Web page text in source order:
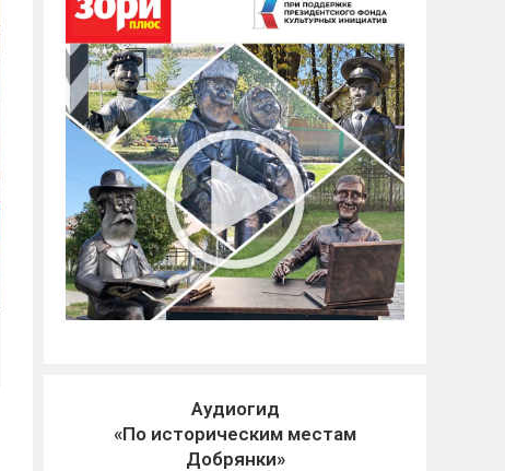
Аудиогид
«По историческим местам
Добрянки»